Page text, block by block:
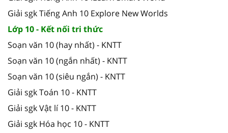
Giải sgk Tiếng Anh 10 Explore New Worlds
Lớp 10 - Kết nối tri thức
Soạn văn 10 (hay nhất) - KNTT
Soạn văn 10 (ngắn nhất) - KNTT
Soạn văn 10 (siêu ngắn) - KNTT
Giải sgk Toán 10 - KNTT
Giải sgk Vật lí 10 - KNTT
Giải sgk Hóa học 10 - KNTT